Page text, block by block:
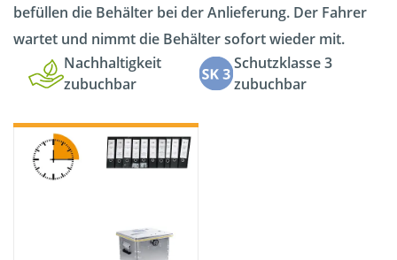
befüllen die Behälter bei der Anlieferung. Der Fahrer
wartet und nimmt die Behälter sofort wieder mit.
Nachhaltigkeit
zubuchbar
Schutzklasse 3
zubuchbar